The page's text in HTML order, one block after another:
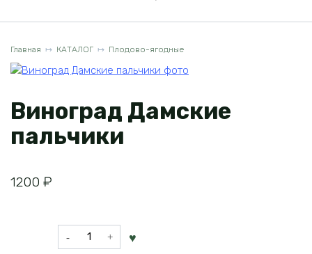
Главная КАТАЛОГ Плодово-ягодные
Виноград Дамские
пальчики
1200 ₽
Количество
товара